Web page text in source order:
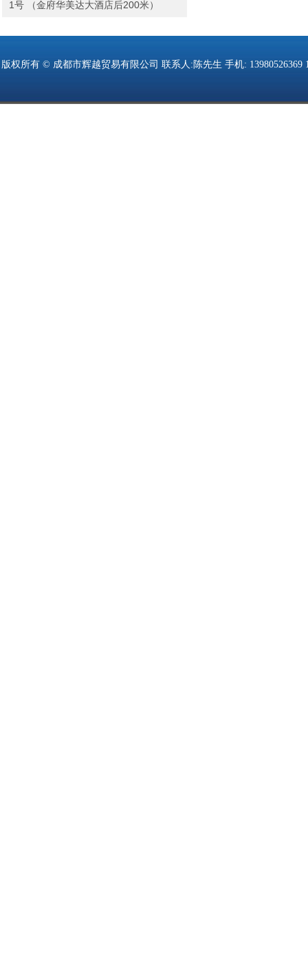
1号 （金府华美达大酒店后200米）
版权所有 © 成都市辉越贸易有限公司 联系人:陈先生 手机: 13980526369